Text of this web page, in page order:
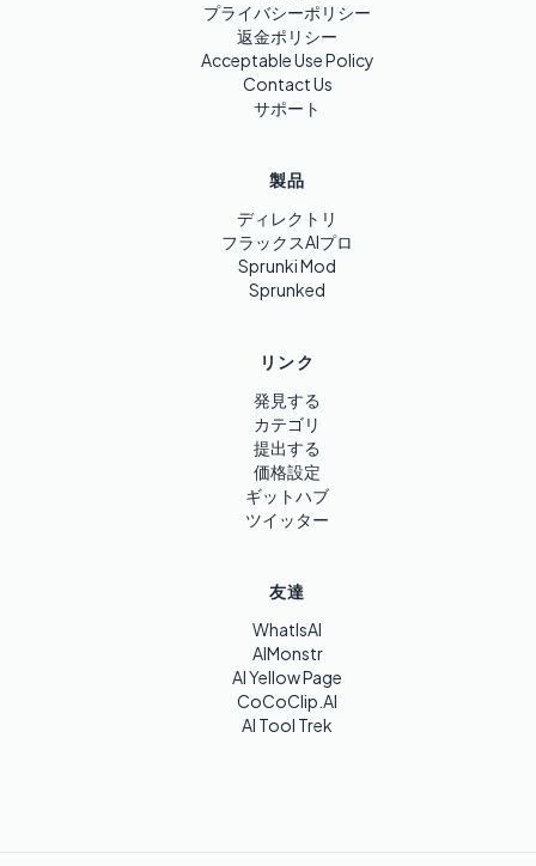
プライバシーポリシー
返金ポリシー
Acceptable Use Policy
Contact Us
サポート
製品
ディレクトリ
フラックスAIプロ
Sprunki Mod
Sprunked
リンク
発見する
カテゴリ
提出する
価格設定
ギットハブ
ツイッター
友達
WhatIsAI
AIMonstr
AI Yellow Page
CoCoClip.AI
AI Tool Trek